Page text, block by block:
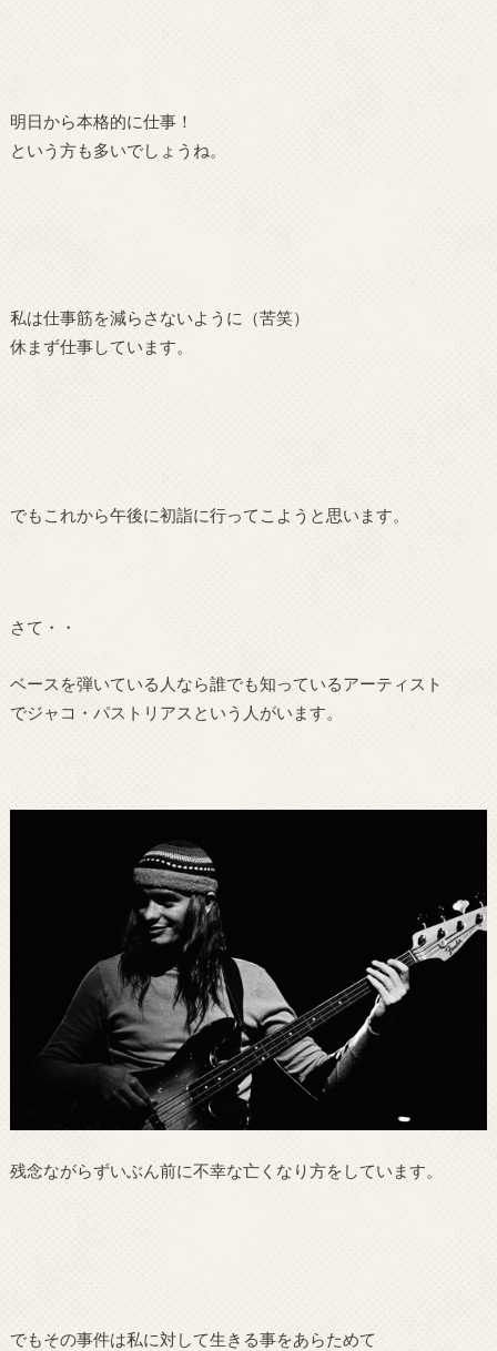
明日から本格的に仕事！
という方も多いでしょうね。
私は仕事筋を減らさないように（苦笑）
休まず仕事しています。
でもこれから午後に初詣に行ってこようと思います。
さて・・
ベースを弾いている人なら誰でも知っているアーティスト
でジャコ・パストリアスという人がいます。
残念ながらずいぶん前に不幸な亡くなり方をしています。
でもその事件は私に対して生きる事をあらためて